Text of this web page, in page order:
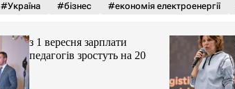
#Україна #бізнес #економія електроенергії
з 1 вересня зарплати
педагогів зростуть на 20